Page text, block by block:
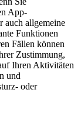
App-
auch allgemeine
Funktionen
Fällen können
Zustimmung,
Ihren Aktivitäten
und
oder